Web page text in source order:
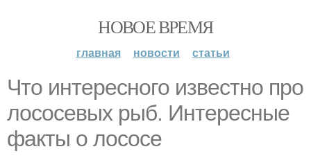
НОВОЕ ВРЕМЯ
главная новости статьи
Что интересного известно про
лососевых рыб. Интересные
факты о лососе